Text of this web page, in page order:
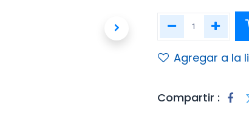
Agregar a la
Compartir :